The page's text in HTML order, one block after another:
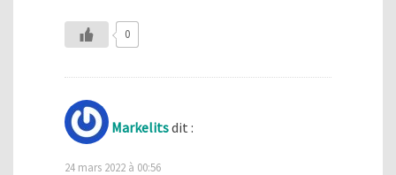
0
Markelitsdit :
24 mars 2022 à 00:56